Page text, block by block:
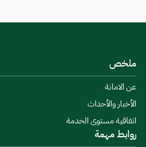
ملخص
عن الامانة
الأخبار والأحداث
اتفاقية مستوى الخدمة
روابط مهمة